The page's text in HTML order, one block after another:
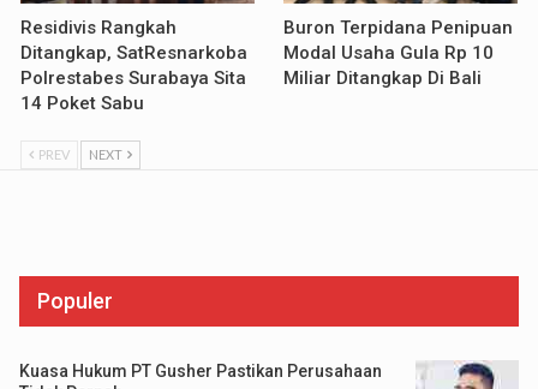
Residivis Rangkah
Ditangkap, SatResnarkoba
Polrestabes Surabaya Sita
14 Poket Sabu
Buron Terpidana Penipuan
Modal Usaha Gula Rp 10
Miliar Ditangkap Di Bali
PREV NEXT
Populer
Kuasa Hukum PT Gusher Pastikan Perusahaan